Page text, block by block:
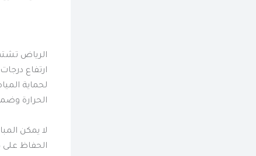
الرياض
ارتفاع
لحماية
الحرارة
لا يمكن
الحفاظ على